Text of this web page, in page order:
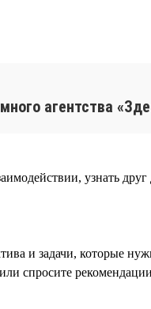
агентства
узнать
и задачи, которые
спросите